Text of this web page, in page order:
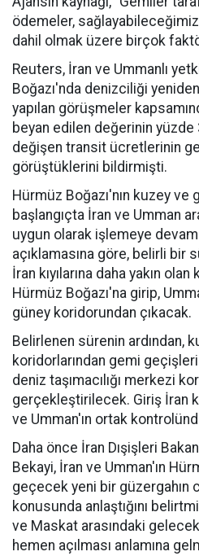
ödemeler,
dahil olmak üzere birçok
Reuters, İran ve Ummanlı
Boğazı'nda denizciliği
yapılan görüşmeler
beyan edilen değerinin yüzde
değişen transit ücretlerinin
görüştüklerini bildirmişti.
Hürmüz Boğazı'nın kuzey ve
başlangıçta İran ve Umman
uygun olarak işlemeye
açıklamasına göre, belirli bir
İran kıyılarına daha yakın
Hürmüz Boğazı'na girip,
güney koridorundan çıkacak.
Belirlenen sürenin ardından,
koridorlarından gemi
deniz taşımacılığı merkezi
gerçekleştirilecek. Giriş İran
ve Umman'ın ortak
Daha önce İran Dışişleri
Bekayi, İran ve Umman'ın
geçecek yeni bir güzergahın
konusunda anlaştığını
ve Maskat arasındaki
hemen açılması anlamına